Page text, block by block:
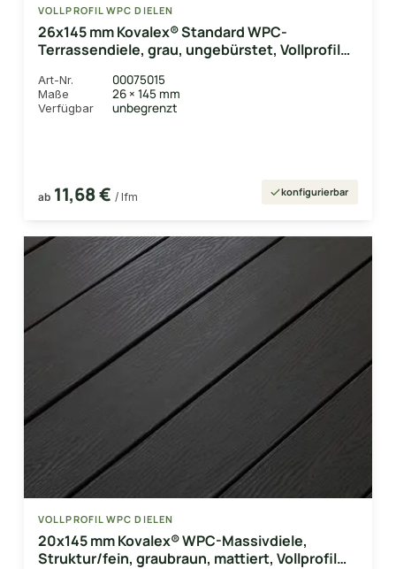
VOLLPROFIL WPC DIELEN
26x145 mm Kovalex® Standard WPC-
Terrassendiele, grau, ungebürstet, Vollprofil
Art-Nr. 00075015
Maße 26 × 145 mm
Verfügbar unbegrenzt
ab 11,68 € / lfm konfigurierbar
VOLLPROFIL WPC DIELEN
20x145 mm Kovalex® WPC-Massivdiele,
Struktur/fein, graubraun, mattiert, Vollprofil